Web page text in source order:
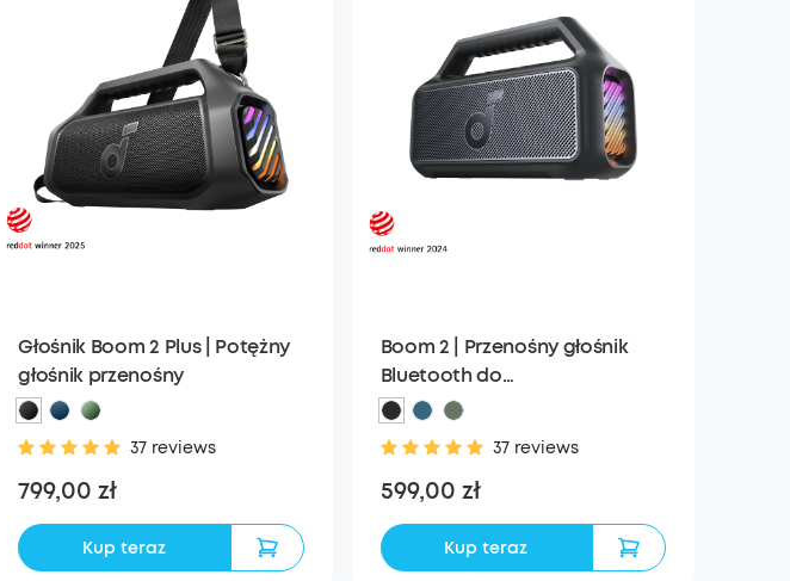
Głośnik Boom 2 Plus | Potężny
głośnik przenośny
37 reviews
799,00 zł
Kup teraz
Boom 2 | Przenośny głośnik
Bluetooth do
basówsoundcore 3 Głośnik
Bluetooth z dźwiękiem stereo
37 reviews
599,00 zł
Kup teraz